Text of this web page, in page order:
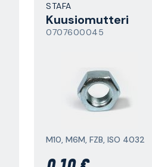
STAFA
Kuusiomutteri
0707600045
M10, M6M, FZB, ISO 4032